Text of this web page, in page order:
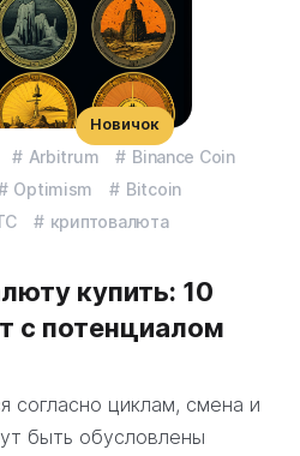
Arbitrum
Binance Coin
Optimism
Bitcoin
криптовалюта
купить: 10
с потенциалом
согласно циклам, смена и
быть обусловлены
Новичок